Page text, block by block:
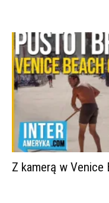
Z kamerą w